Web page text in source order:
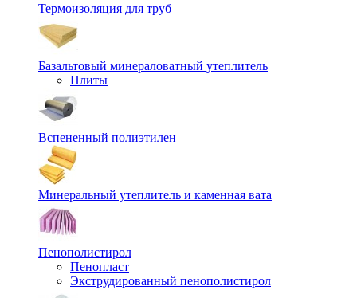
Термоизоляция для труб
Базальтовый минераловатный утеплитель
Плиты
Вспененный полиэтилен
Минеральный утеплитель и каменная вата
Пенополистирол
Пенопласт
Экструдированный пенополистирол